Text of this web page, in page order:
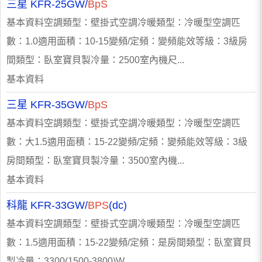
三星 KFR-25GW/BpS
基本資料空調類型：壁掛式空調冷暖類型：冷暖型空調匹
數：1.0適用面積：10-15變頻/定頻：變頻能效等級：3級房
間類型：臥室寶貝製冷量：2500室內機尺...
基本資料
三星 KFR-35GW/BpS
基本資料空調類型：壁掛式空調冷暖類型：冷暖型空調匹
數：大1.5適用面積：15-22變頻/定頻：變頻能效等級：3級
房間類型：臥室寶貝製冷量：3500室內機...
基本資料
科龍 KFR-33GW/BPS(dc)
基本資料空調類型：壁掛式空調冷暖類型：冷暖型空調匹
數：1.5適用面積：15-22變頻/定頻：是房間類型：臥室寶貝